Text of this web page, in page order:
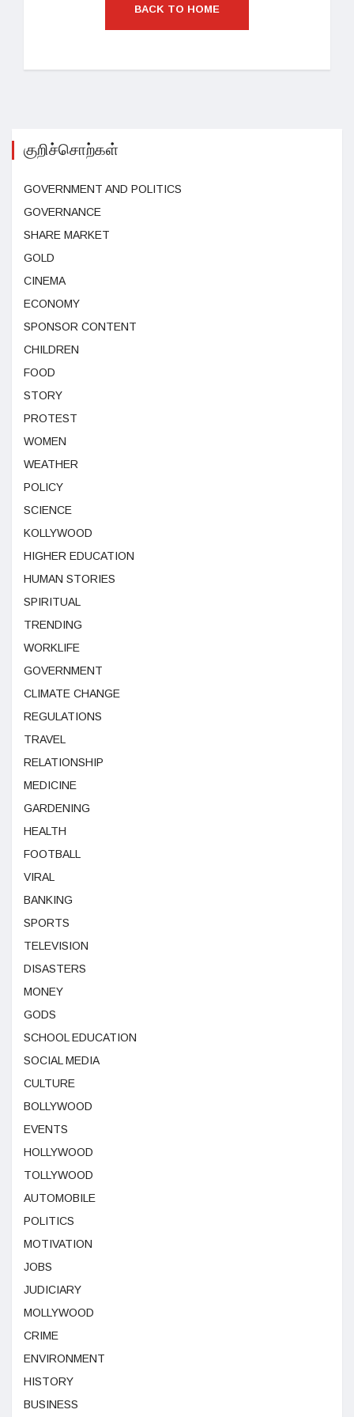
BACK TO HOME
குறிச்சொற்கள்
GOVERNMENT AND POLITICS
GOVERNANCE
SHARE MARKET
GOLD
CINEMA
ECONOMY
SPONSOR CONTENT
CHILDREN
FOOD
STORY
PROTEST
WOMEN
WEATHER
POLICY
SCIENCE
KOLLYWOOD
HIGHER EDUCATION
HUMAN STORIES
SPIRITUAL
TRENDING
WORKLIFE
GOVERNMENT
CLIMATE CHANGE
REGULATIONS
TRAVEL
RELATIONSHIP
MEDICINE
GARDENING
HEALTH
FOOTBALL
VIRAL
BANKING
SPORTS
TELEVISION
DISASTERS
MONEY
GODS
SCHOOL EDUCATION
SOCIAL MEDIA
CULTURE
BOLLYWOOD
EVENTS
HOLLYWOOD
TOLLYWOOD
AUTOMOBILE
POLITICS
MOTIVATION
JOBS
JUDICIARY
MOLLYWOOD
CRIME
ENVIRONMENT
HISTORY
BUSINESS